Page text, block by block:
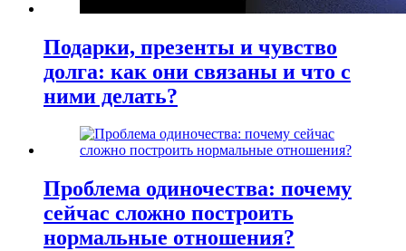
Подарки, презенты и чувство
долга: как они связаны и что с
ними делать?
Проблема одиночества: почему
сейчас сложно построить
нормальные отношения?